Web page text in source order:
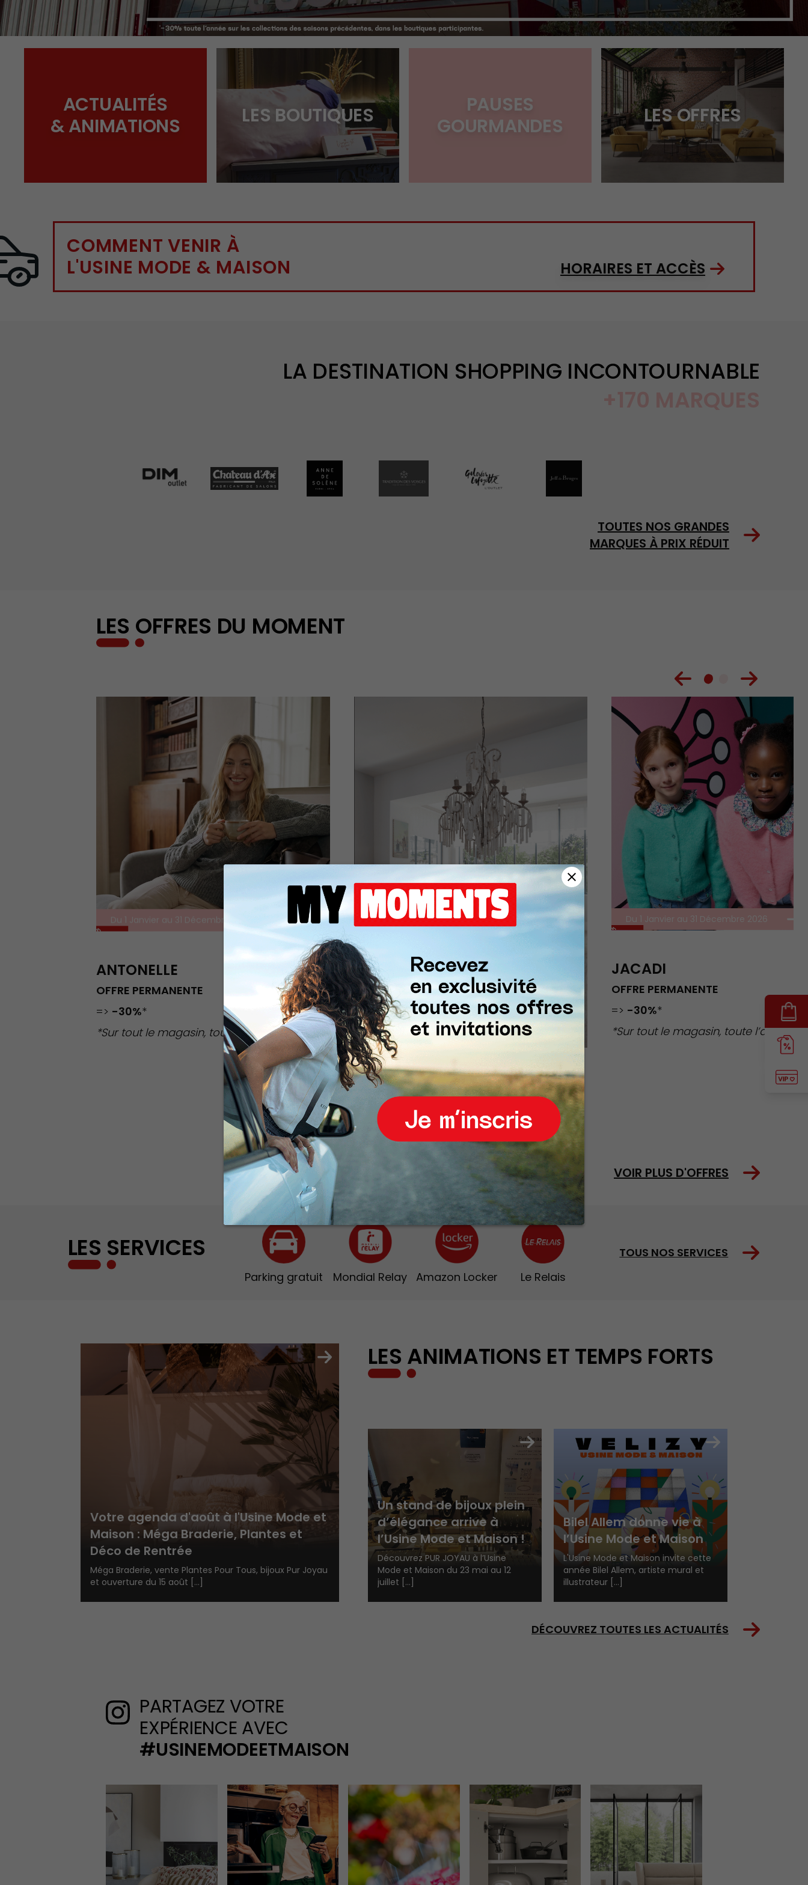
Votre centre Outlet Nailloux, -30% toute l'année sur les plus grandes marques
ACTUALITÉS
& ANIMATIONS
LES BOUTIQUES
PAUSES
GOURMANDES
LES OFFRES
COMMENT VENIR À
L'USINE MODE & MAISON
HORAIRES ET ACCÈS
LA DESTINATION SHOPPING INCONTOURNABLE
Lien vers la marque DIM OUTLETLien vers la marque Château d'AxLien vers la marque Anne de SolèneLien vers la marque Tradition des VosgesLien vers la marque Galeries Lafayette L'Outlet
TOUTES NOS GRANDES
MARQUES À PRIX RÉDUIT
LES OFFRES DU MOMENT
Du 1 Janvier au 31 Décembre 2026
ANTONELLE
OFFRE PERMANENTE
=> -30%*
*Sur tout le magasin, toute l’année.
Du 1 Janvier au 31 Décembre 2026
BLANC D'IVOIRE DÉSTOCKAGE
OFFRE PERMANENTE
=>
-30%
*Sur tout le magasin, toute l’année.
Du 1 Janvier au 31 Décembre 2026
JACADI
OFFRE PERMANENTE
=> -30%*
*Sur tout le magasin, toute l’année.
VOIR PLUS D'OFFRES
LES SERVICES
Parking gratuit Mondial Relay Amazon Locker Le Relais
TOUS NOS SERVICES
Votre agenda d'août à l'Usine Mode et
Maison : Méga Braderie, Plantes et
Déco de Rentrée
Méga Braderie, vente Plantes Pour Tous, bijoux Pur Joyau
et ouverture du 15 août [...]
LES ANIMATIONS ET TEMPS FORTS
Un stand de bijoux plein
d’élégance arrive à
l’Usine Mode et Maison !
Découvrez PUR JOYAU à l’Usine
Mode et Maison du 23 mai au 12
juillet [...]
Bilel Allem donne vie à
l’Usine Mode et Maison
L'Usine Mode et Maison invite cette
année Bilel Allem, artiste mural et
illustrateur [...]
DÉCOUVREZ TOUTES LES ACTUALITÉS
PARTAGEZ VOTRE
EXPÉRIENCE AVEC
#USINEMODEETMAISON
Remonté flux Instagram de L'Usine Mode & MaisonRemonté flux Instagram de L'Usine Mode & MaisonRemonté flux Instagram de L'Usine Mode & MaisonRemonté flux Instagram de L'Usine Mode & Maison
close